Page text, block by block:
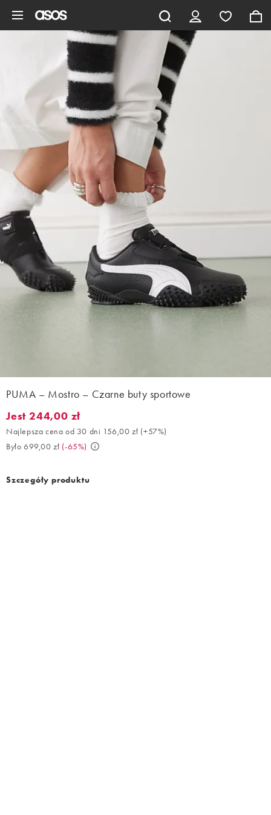
PUMA – Mostro – Czarne buty sportowe
Jest 244,00 zł. Najlepsza cena od 30 dni 156,00 zł (+57%).
Jest 244,00 zł
Najlepsza cena od 30 dni 156,00 zł (+57%)
Było 699,00 zł (-65%)
Szczegóły produktu